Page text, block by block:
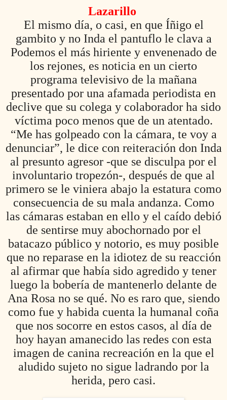
Lazarillo
El mismo día, o casi, en que Íñigo el
gambito y no Inda el pantuflo le clava a
Podemos el más hiriente y envenenado de
los rejones, es noticia en un cierto
programa televisivo de la mañana
presentado por una afamada periodista en
declive que su colega y colaborador ha sido
víctima poco menos que de un atentado.
“Me has golpeado con la cámara, te voy a
denunciar”, le dice con reiteración don Inda
al presunto agresor -que se disculpa por el
involuntario tropezón-, después de que al
primero se le viniera abajo la estatura como
consecuencia de su mala andanza. Como
las cámaras estaban en ello y el caído debió
de sentirse muy abochornado por el
batacazo público y notorio, es muy posible
que no reparase en la idiotez de su reacción
al afirmar que había sido agredido y tener
luego la bobería de mantenerlo delante de
Ana Rosa no se qué. No es raro que, siendo
como fue y habida cuenta la humanal coña
que nos socorre en estos casos, al día de
hoy hayan amanecido las redes con esta
imagen de canina recreación en la que el
aludido sujeto no sigue ladrando por la
herida, pero casi.